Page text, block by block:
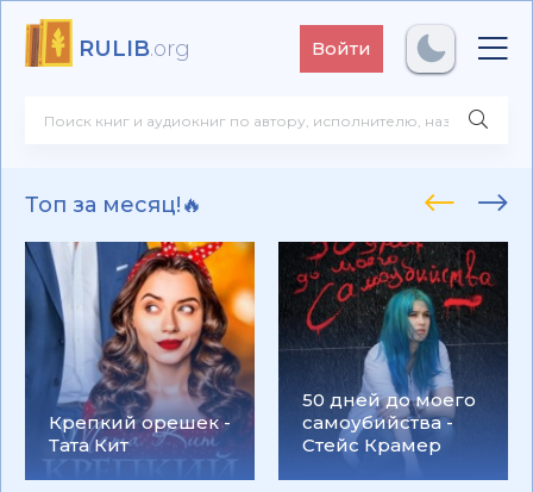
RULIB.org Войти
Топ за месяц!🔥
Крепкий орешек -
Тата Кит
50 дней до моего
самоубийства -
Стейс Крамер